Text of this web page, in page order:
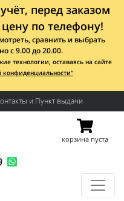
перед заказом
по телефону!
сравнить и выбрать
с 9.00 до 20.00.
технологии, оставаясь на сайте
конфиденциальности"
и Пункт выдачи
корзина пуста